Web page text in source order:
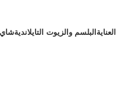
العناية البلسم والزيوت التايلانديةشاي